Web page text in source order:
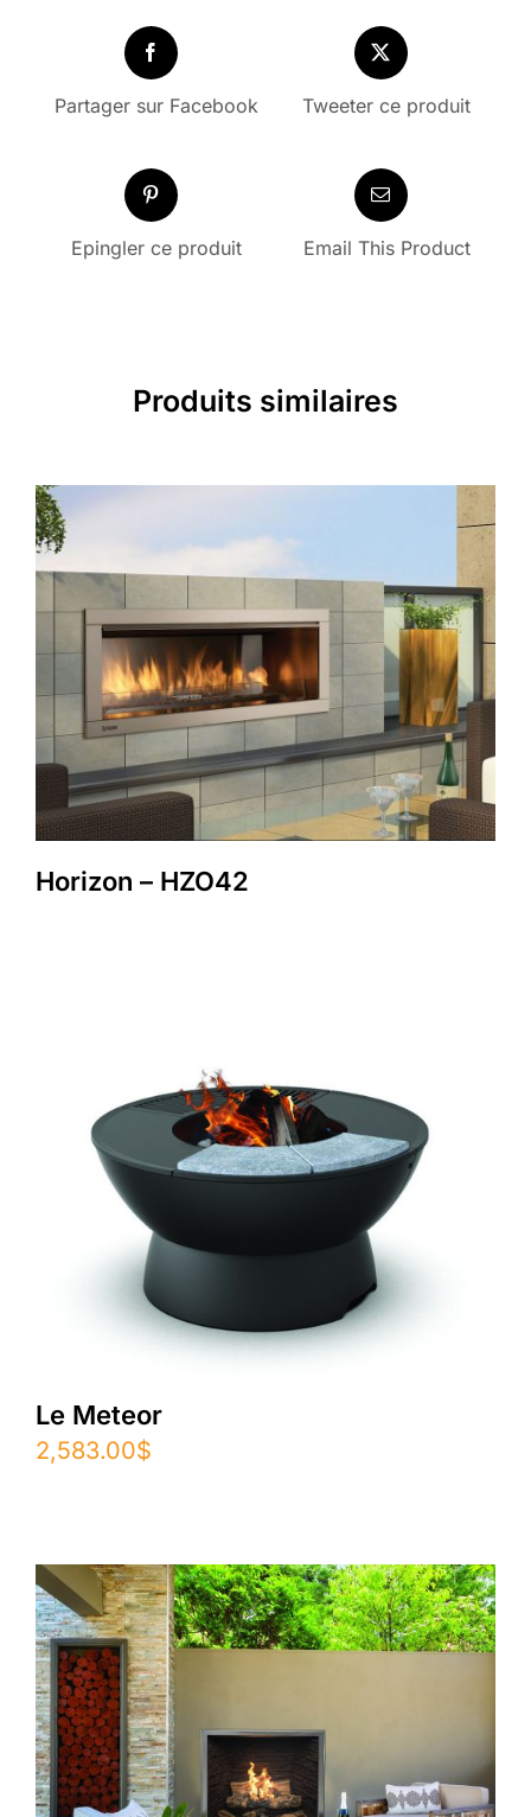
Partager sur Facebook Tweeter ce produit
Epingler ce produit Email This Product
Produits similaires
Horizon – HZO42
Le Meteor
2,583.00$